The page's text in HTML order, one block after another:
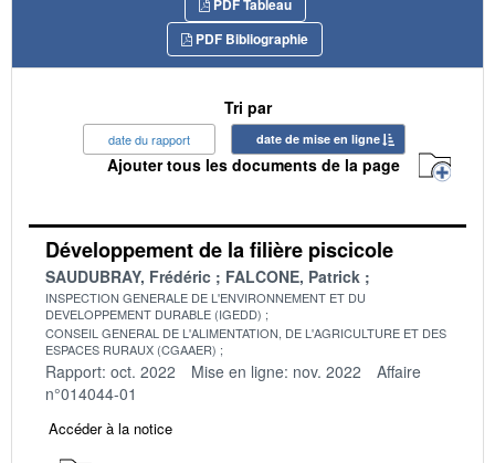
PDF Tableau
PDF Bibliographie
Tri par
date du rapport date de mise en ligne
Ajouter tous les documents de la page
Développement de la filière piscicole
SAUDUBRAY, Frédéric FALCONE, Patrick
INSPECTION GENERALE DE L'ENVIRONNEMENT ET DU
DEVELOPPEMENT DURABLE (IGEDD)
CONSEIL GENERAL DE L'ALIMENTATION, DE L'AGRICULTURE ET DES
ESPACES RURAUX (CGAAER)
Rapport: oct. 2022 Mise en ligne: nov. 2022
Affaire
n°014044-01
Accéder à la notice